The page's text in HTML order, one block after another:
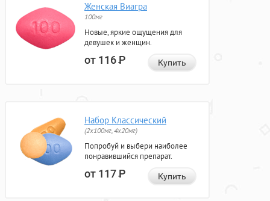
Женская Виагра
100мг
Новые, яркие ощущения для
девушек и женщин.
от 116Р Купить
Набор Классический
(2x100мг, 4x20мг)
Попробуй и выбери наиболее
понравившийся препарат.
от 117Р Купить